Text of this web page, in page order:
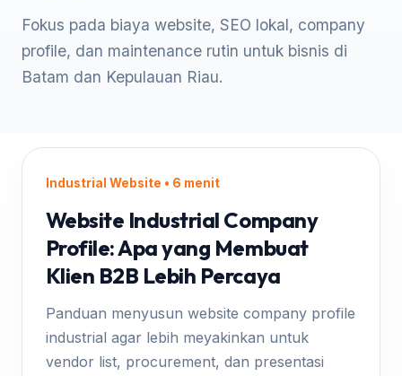
Fokus pada biaya website, SEO lokal, company
profile, dan maintenance rutin untuk bisnis di
Batam dan Kepulauan Riau.
Industrial Website • 6 menit
Website Industrial Company
Profile: Apa yang Membuat
Klien B2B Lebih Percaya
Panduan menyusun website company profile
industrial agar lebih meyakinkan untuk
vendor list, procurement, dan presentasi